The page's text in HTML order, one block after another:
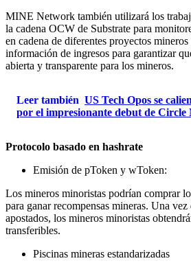
MINE Network también utilizará los
la cadena OCW de Substrate para
en cadena de diferentes proyectos
información de ingresos para garantizar
abierta y transparente para los mineros.
Leer también US Tech Opos se
por el impresionante debut de Circle
Protocolo basado en hashrate
Emisión de pToken y wToken:
Los mineros minoristas podrían comprar
para ganar recompensas mineras. Una
apostados, los mineros minoristas
transferibles.
Piscinas mineras estandarizadas